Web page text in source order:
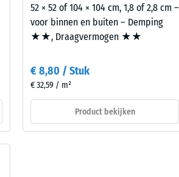
schaalwaarde
780
tot
840
52 × 52 of 104 × 104 cm, 1,8 of 2,8 cm –
voor binnen en buiten – Demping
★★, Draagvermogen ★★
€ 8,80 / Stuk
€ 32,59 / m²
Product bekijken